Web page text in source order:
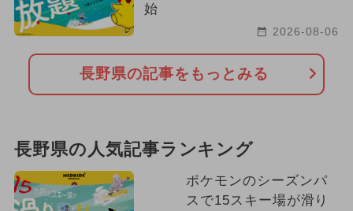
始
2026-08-06
長野県の記事をもっとみる
長野県の人気記事ランキング
ポケモンのシーズンパ
スで15スキー場が滑り